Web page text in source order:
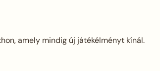
amely mindig új játékélményt kínál.